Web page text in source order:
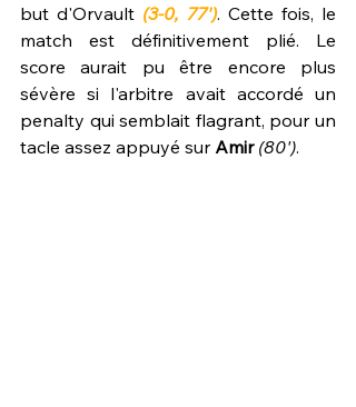
but d'Orvault (3-0, 77'). Cette fois, le
match est définitivement plié. Le
score aurait pu être encore plus
sévère si l'arbitre avait accordé un
penalty qui semblait flagrant, pour un
tacle assez appuyé sur Amir (80').